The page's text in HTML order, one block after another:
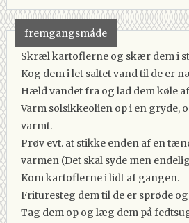
fremgangsmåde
Skræl kartoflerne og skær dem i
Kog dem i let saltet vand til de er
Hæld vandet fra og lad dem køle
Varm solsikkeolien op i en gryde,
varmt.
Prøv evt. at stikke enden af en
varmen (Det skal syde men
Kom kartoflerne i lidt af gangen.
Frituresteg dem til de er sprøde
Tag dem op og læg dem på